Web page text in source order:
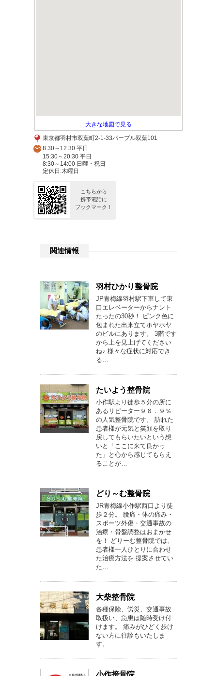
大きな地図で見る
東京都羽村市双葉町2-1-33パープル双葉101
8:30～12:30 平日
15:30～20:30 平日
8:30～14:00 日曜・祝日
定休日:木曜日
こちらから
携帯電話に
ブックマーク！
関連情報
羽村ひかり整骨院
JP青梅線羽村駅下車して東
口エレベーターからナント
たったの30秒！ ピンク色に
包まれた出来立てホヤホヤ
のビルにあります。 3階です
から上を見上げてください
ね♪ 様々な症状に対応でき
る…
たいよう整骨院
小作駅より徒歩５分の所に
あるリピーター９６．９％
の人気整骨院です。 訪れた
患者様が元気と笑顔を取り
戻してもらいたいという想
いと「ここに来て良かっ
た」と心から感じてもらえ
ることが…
どり～む整骨院
JR青梅線小作駅西口より徒
歩２分。 腰痛・体の痛み・
スポーツ外傷・交通事故の
治療・骨盤調整はおまかせ
を！ どりーむ整骨院では、
患者様一人ひとりに合わせ
た治療方法を 提案させてい
た…
大柴整骨院
各種保険、労災、交通事故
取扱い、急患は随時受け付
けます。 痛みがひどく歩け
ない方に往診もいたしま
す。
小作接骨院